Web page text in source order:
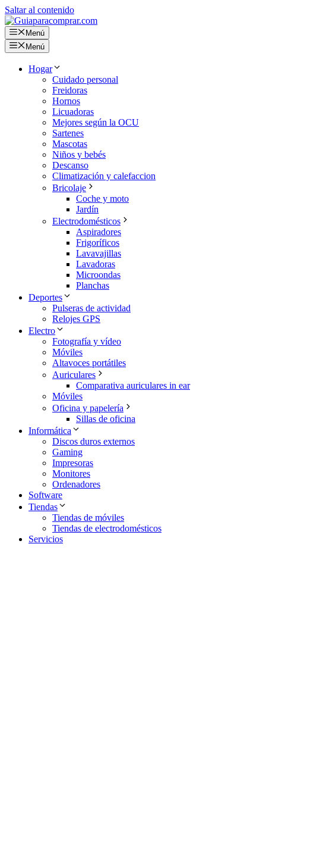
Saltar al contenido
Menú
Menú
Hogar
Cuidado personal
Freidoras
Hornos
Licuadoras
Mejores según la OCU
Sartenes
Mascotas
Niños y bebés
Descanso
Climatización y calefaccion
Bricolaje
Coche y moto
Jardín
Electrodomésticos
Aspiradores
Frigoríficos
Lavavajillas
Lavadoras
Microondas
Planchas
Deportes
Pulseras de actividad
Relojes GPS
Electro
Fotografía y vídeo
Móviles
Altavoces portátiles
Auriculares
Comparativa auriculares in ear
Móviles
Oficina y papelería
Sillas de oficina
Informática
Discos duros externos
Gaming
Impresoras
Monitores
Ordenadores
Software
Tiendas
Tiendas de móviles
Tiendas de electrodomésticos
Servicios